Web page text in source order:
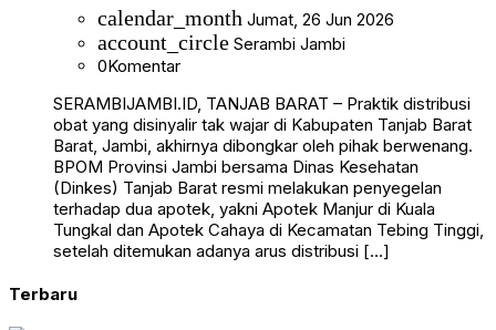
calendar_month Jumat, 26 Jun 2026
account_circle Serambi Jambi
0Komentar
SERAMBIJAMBI.ID, TANJAB BARAT – Praktik distribusi
obat yang disinyalir tak wajar di Kabupaten Tanjab Barat
Barat, Jambi, akhirnya dibongkar oleh pihak berwenang.
BPOM Provinsi Jambi bersama Dinas Kesehatan
(Dinkes) Tanjab Barat resmi melakukan penyegelan
terhadap dua apotek, yakni Apotek Manjur di Kuala
Tungkal dan Apotek Cahaya di Kecamatan Tebing Tinggi,
setelah ditemukan adanya arus distribusi […]
Terbaru